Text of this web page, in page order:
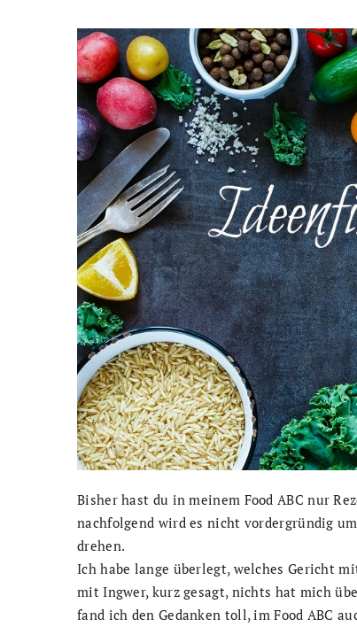
Bisher hast du in meinem Food ABC nur
nachfolgend wird es nicht vordergründig
drehen.
Ich habe lange überlegt, welches Gericht
mit Ingwer, kurz gesagt, nichts hat mich
fand ich den Gedanken toll, im Food ABC